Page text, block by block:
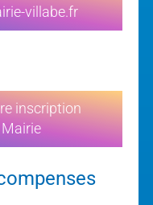
villabe.fr
inscription